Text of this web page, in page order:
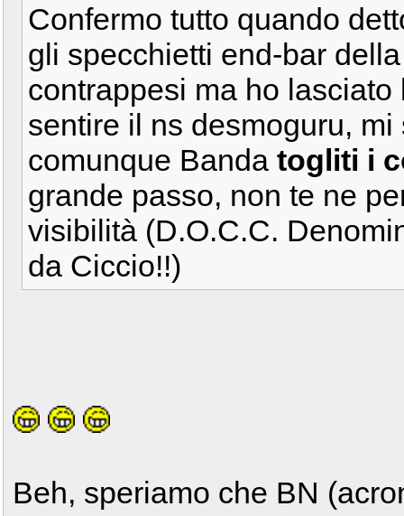
Confermo tutto quando
gli specchietti end-bar
contrappesi ma ho
sentire il ns desmoguru,
comunque Banda togliti i
grande passo, non te ne
visibilità (D.O.C.C.
da Ciccio!!)
Beh, speriamo che BN